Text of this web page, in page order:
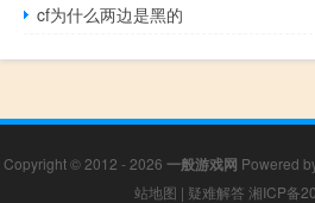
cf为什么两边是黑的
Copyright © 2012 - 2026 一般游戏网 Powered
站地图 | 疑难解答 湘ICP备